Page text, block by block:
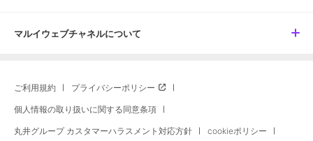
マルイウェブチャネルについて
ご利用規約 プライバシーポリシー
個人情報の取り扱いに関する同意条項
丸井グループ カスタマーハラスメント対応方針 cookieポリシー